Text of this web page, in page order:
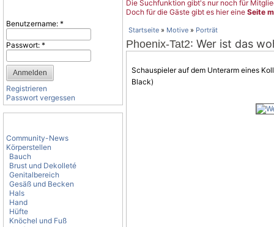
Benutzername: *
Passwort: *
Registrieren
Passwort vergessen
Community-News
Körperstellen
Bauch
Brust und Dekolleté
Genitalbereich
Gesäß und Becken
Hals
Hand
Hüfte
Knöchel und Fuß
Die Suchfunktion gibt's nur noch für
Doch für die Gäste gibt es hier eine Seite
Startseite » Motive » Porträt
Phoenix-Tat2: Wer ist das
Schauspieler auf dem Unterarm eines
Black)